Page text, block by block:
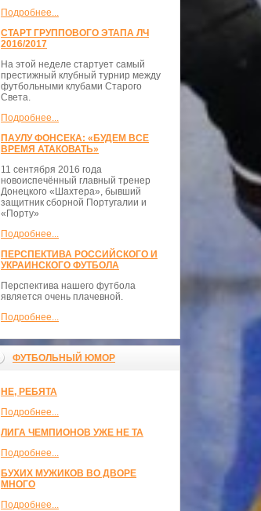
Подробнее...
СТАРТ ГРУППОВОГО ЭТАПА ЛЧ
2016/2017
На этой неделе стартует самый
престижный клубный турнир между
футбольными клубами Старого
Света.
Подробнее...
ПАУЛУ ФОНСЕКА: «БУДЕМ ВСЕ
ВРЕМЯ АТАКОВАТЬ»
11 сентября 2016 года
новоиспечённый главный тренер
Донецкого «Шахтера», бывший
защитник сборной Португалии и
«Порту»
Подробнее...
ПЕРСПЕКТИВА РОССИЙСКОГО И
УКРАИНСКОГО ФУТБОЛА
Перспектива нашего футбола
является очень плачевной.
Подробнее...
ФУТБОЛЬНЫЙ ЮМОР
НЕ, РЕБЯТА
Подробнее...
ЛИГА ЧЕМПИОНОВ УЖЕ НЕ ТА
Подробнее...
БУХИХ МУЖИКОВ ВО ДВОРЕ
МНОГО
Подробнее...